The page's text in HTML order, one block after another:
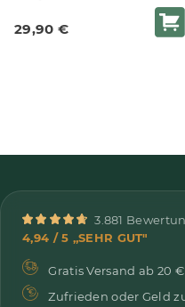
29,90 €
3.881
4,94 / 5 „SEHR GUT"
Gratis Versand ab 20 €
Zufrieden oder Geld